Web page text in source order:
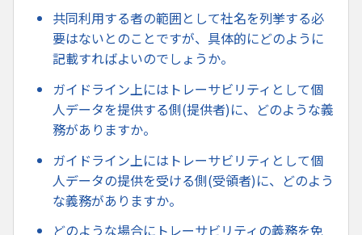
共同利用する者の範囲として社名を列挙する必
要はないとのことですが、具体的にどのように
記載すればよいのでしょうか。
ガイドライン上にはトレーサビリティとして個
人データを提供する側(提供者)に、どのような義
務がありますか。
ガイドライン上にはトレーサビリティとして個
人データの提供を受ける側(受領者)に、どのよう
な義務がありますか。
どのような場合にトレーサビリティの義務を免